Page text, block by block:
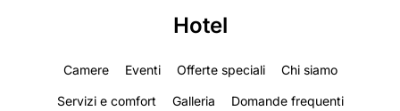
Hotel
Camere Eventi Offerte speciali Chi siamo
Servizi e comfort Galleria Domande frequenti